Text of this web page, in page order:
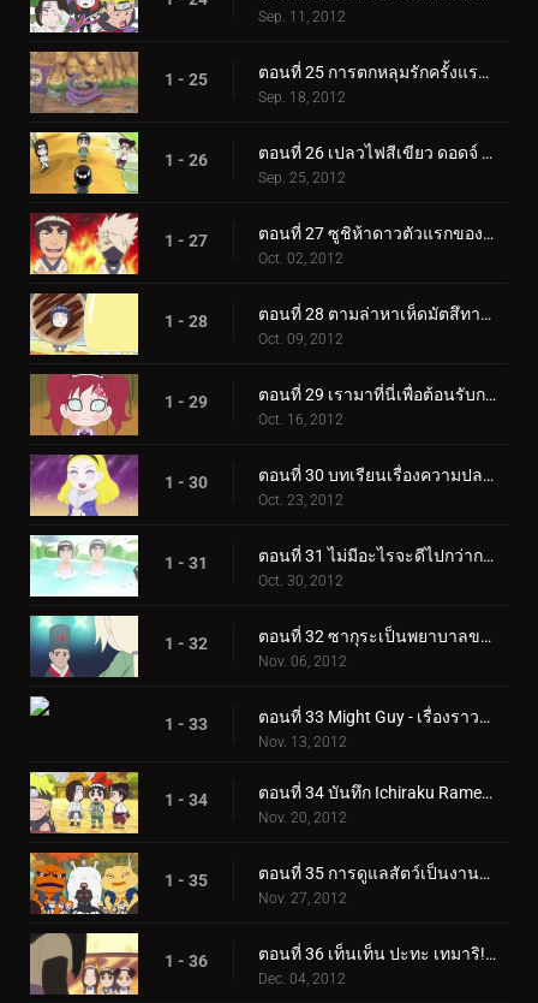
Sep. 11, 2012
1 - 25 ตอนที่ 25 การตกหลุมรักครั้งแรกของกาอาระ! / ของขวัญจากโอโรจิมารุ!
Sep. 18, 2012
1 - 26 ตอนที่ 26 เปลวไฟสีเขียว ดอดจ์ ลี! / ชายผู้ใช่บอกว่าไม่!
Sep. 25, 2012
1 - 27 ตอนที่ 27 ซูชิห้าดาวตัวแรกของฉัน! / มิตรภาพ ความพยายาม และชัยชนะ!
Oct. 02, 2012
1 - 28 ตอนที่ 28 ตามล่าหาเห็ดมัตสึทาเกะ! / ลีและเนจิแยกทาง!
Oct. 09, 2012
1 - 29 ตอนที่ 29 เรามาที่นี่เพื่อต้อนรับกาอาระ! / สุดยอดอาหารฤดูใบไม้ร่วง!
Oct. 16, 2012
1 - 30 ตอนที่ 30 บทเรียนเรื่องความปลอดภัยของชิโนบิในฤดูใบไม้ร่วง! / งานศิลปะของเดอิดาระระเบิดอยู่เสมอ!
Oct. 23, 2012
1 - 31 ตอนที่ 31 ไม่มีอะไรจะดีไปกว่าการอาบน้ำแบบผสม! / วันที่ 27 ตุลาคม เป็นวันเกิดของโอโรจิมารุ…
Oct. 30, 2012
1 - 32 ตอนที่ 32 ซากุระเป็นพยาบาลของฉัน! / หนึ่งโหวตให้ร็อคลี!
Nov. 06, 2012
1 - 33 ตอนที่ 33 Might Guy - เรื่องราวของความรักและเส้นผม / ผู้บรรยายแทน!
Nov. 13, 2012
1 - 34 ตอนที่ 34 บันทึก Ichiraku Ramen! / วันหยุดมีไว้สำหรับการฝึกอบรม!
Nov. 20, 2012
1 - 35 ตอนที่ 35 การดูแลสัตว์เป็นงานหนัก / ตะโกนออกไป! ที่นารูโตะ!
Nov. 27, 2012
1 - 36 ตอนที่ 36 เท็นเท็น ปะทะ เทมาริ! / การค้นหาความรักของโอโรจิมารุ!
Dec. 04, 2012